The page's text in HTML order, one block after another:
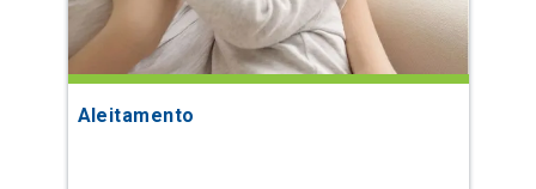
Aleitamento